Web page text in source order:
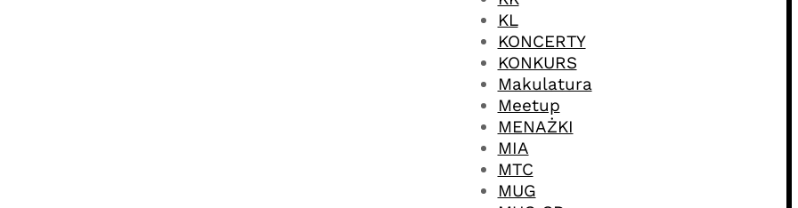
KL
KONCERTY
KONKURS
Makulatura
Meetup
MENAŻKI
MIA
MTC
MUG